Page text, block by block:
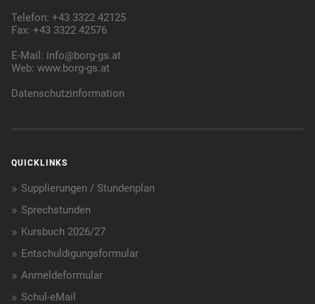
Telefon: +43 3322 42125
Fax: +43 3322 42576
E-Mail: info@borg-gs.at
Web:www.borg-gs.at
Datenschutzinformation
QUICKLINKS
Supplierungen / Stundenplan
Sprechstunden
Kursbuch 2026/27
Entschuldigungsformular
Anmeldeformular
Schul-eMail